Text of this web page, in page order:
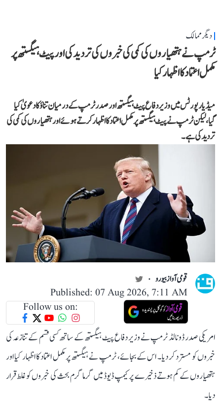
دیگر ممالک
ٹرمپ نے ہتھیاروں کی کمی کی خبروں کی تردید کی اور پیٹ ہیگستھ پر
مکمل اعتماد کا اظہار کیا
میڈیا رپورٹس میں وزیر دفاع پیٹ ہیگستھ اور صدر ٹرمپ کے درمیان تناؤ کا دعویٰ کیا
گیا، لیکن ٹرمپ نے پیٹ ہیگستھ پر مکمل اعتماد کا اظہار کرتے ہوئے اور ہتھیاروں کی کمی کی
تردید کی ہے۔
قومی آواز بیورو
Published: 07 Aug 2026, 7:11 AM
Follow us on:
امریکی صدر ڈونالڈ ٹرمپ نے وزیر دفاع پیٹ ہیگستھ کے ساتھ کسی قسم کے تنازعہ کی
خبروں کو مسترد کر دیا۔ اس کے بجائے، ٹرمپ نے ہیگستھ پر مکمل اعتماد کا اظہار کیا اور
ہتھیاروں کے کم ہوتے ذخیرے پر کیمپ ڈیوڈ میں گرما گرم بحث کی خبروں کو غلط قرار
دیا۔